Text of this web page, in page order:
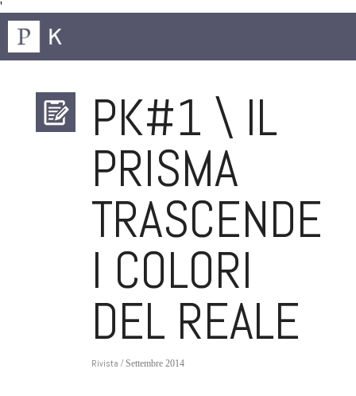
'
PK#1 \ IL
PRISMA
I COLORI
DEL REALE
Rivista / Settembre 2014